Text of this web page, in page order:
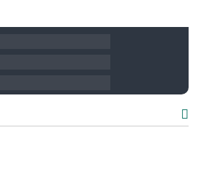
cesped una de 11 y otra más chica
piso de cemento